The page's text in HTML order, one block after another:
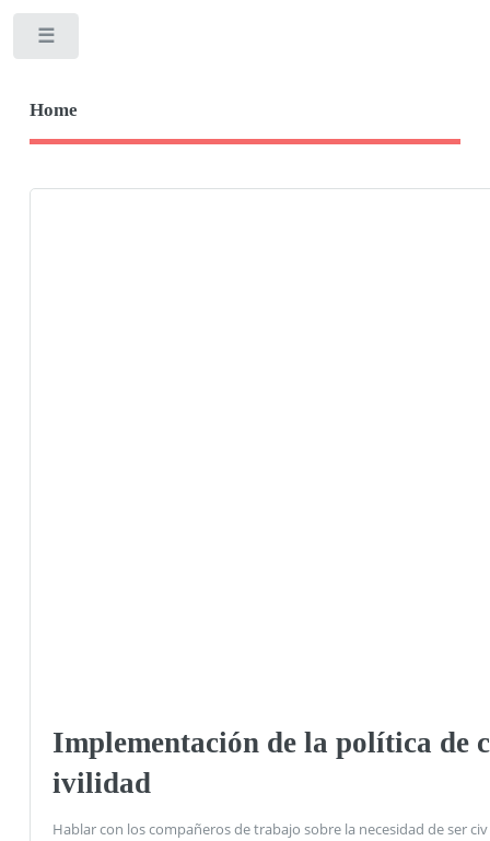
Home
Implementación de la política de c
ivilidad
Hablar con los compañeros de trabajo sobre la necesidad de ser civ